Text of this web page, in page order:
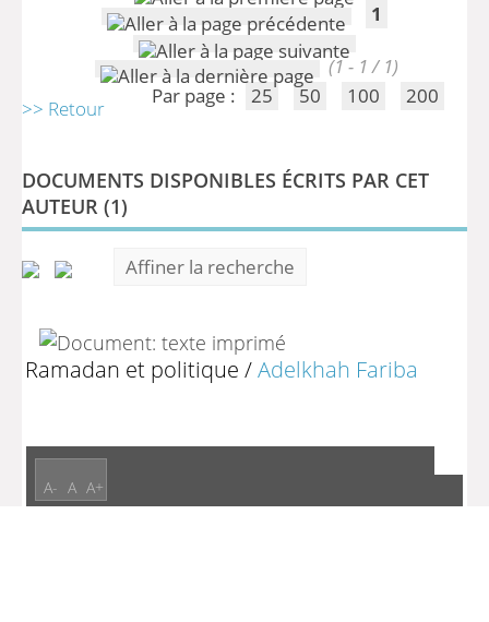
1
(1 - 1 / 1)
Par page :
25 50 100 200
>> Retour
DOCUMENTS DISPONIBLES ÉCRITS PAR CET
AUTEUR (1)
Affiner la recherche
Ramadan et politique /Adelkhah Fariba
A- A A+